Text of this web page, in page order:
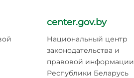
center.gov.by
Национальный центр
законодательства и
правовой информации
Республики Беларусь